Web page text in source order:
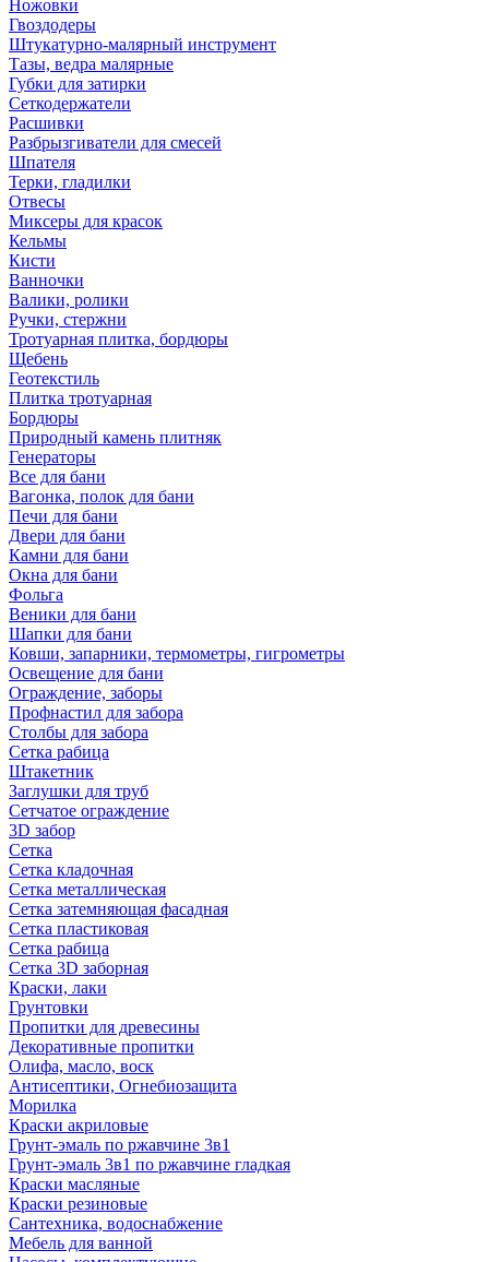
Ножовки
Гвоздодеры
Штукатурно-малярный инструмент
Тазы, ведра малярные
Губки для затирки
Сеткодержатели
Расшивки
Разбрызгиватели для смесей
Шпателя
Терки, гладилки
Отвесы
Миксеры для красок
Кельмы
Кисти
Ванночки
Валики, ролики
Ручки, стержни
Тротуарная плитка, бордюры
Щебень
Геотекстиль
Плитка тротуарная
Бордюры
Природный камень плитняк
Генераторы
Все для бани
Вагонка, полок для бани
Печи для бани
Двери для бани
Камни для бани
Окна для бани
Фольга
Веники для бани
Шапки для бани
Ковши, запарники, термометры, гигрометры
Освещение для бани
Ограждение, заборы
Профнастил для забора
Столбы для забора
Сетка рабица
Штакетник
Заглушки для труб
Сетчатое ограждение
3D забор
Сетка
Сетка кладочная
Сетка металлическая
Сетка затемняющая фасадная
Сетка пластиковая
Сетка рабица
Сетка 3D заборная
Краски, лаки
Грунтовки
Пропитки для древесины
Декоративные пропитки
Олифа, масло, воск
Антисептики, Огнебиозащита
Морилка
Краски акриловые
Грунт-эмаль по ржавчине 3в1
Грунт-эмаль 3в1 по ржавчине гладкая
Краски масляные
Краски резиновые
Сантехника, водоснабжение
Мебель для ванной